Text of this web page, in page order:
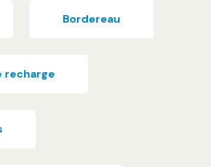
Bordereau
recharge